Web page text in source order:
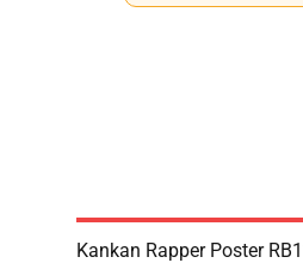
Kankan Rapper Poster